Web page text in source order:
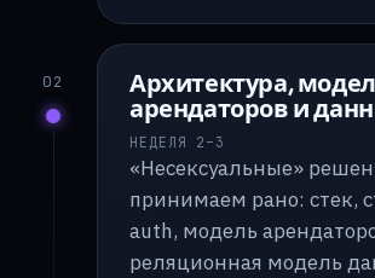
02
Архитектура,
арендаторов и
НЕДЕЛЯ 2–3
«Несексуальные»
принимаем рано: стек,
auth, модель
реляционная модель